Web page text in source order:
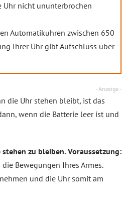
Uhr nicht ununterbrochen
Automatikuhren zwischen 650
Ihrer Uhr gibt Aufschluss über
- Anzeige -
die Uhr stehen bleibt, ist das
wenn die Batterie leer ist und
zu bleiben. Voraussetzung:
Bewegungen Ihres Armes.
und die Uhr somit am